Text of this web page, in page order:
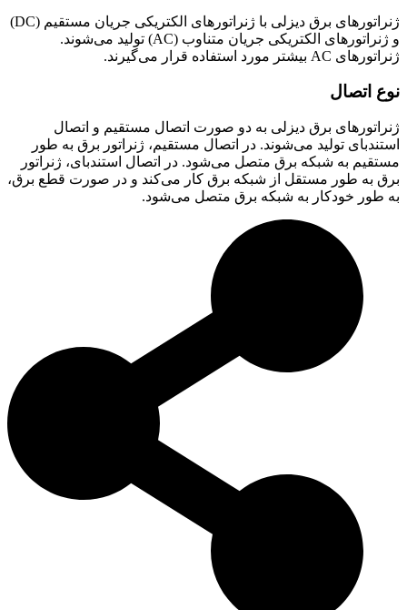
ژنراتورهای برق دیزلی با ژنراتورهای الکتریکی جریان مستقیم (DC)
و ژنراتورهای الکتریکی جریان متناوب (AC) تولید می‌شوند.
ژنراتورهای AC بیشتر مورد استفاده قرار می‌گیرند.
نوع اتصال
ژنراتورهای برق دیزلی به دو صورت اتصال مستقیم و اتصال
استندبای تولید می‌شوند. در اتصال مستقیم، ژنراتور برق به طور
مستقیم به شبکه برق متصل می‌شود. در اتصال استندبای، ژنراتور
برق به طور مستقل از شبکه برق کار می‌کند و در صورت قطع برق،
به طور خودکار به شبکه برق متصل می‌شود.